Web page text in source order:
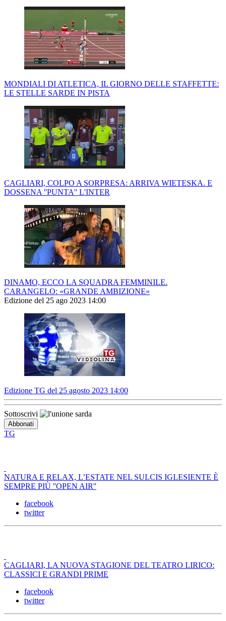
MONDIALI DI ATLETICA, IL GIORNO DELLE STAFFETTE:
LE STELLE SARDE IN PISTA
CAGLIARI, COLPO A SORPRESA: ARRIVA WIETESKA. E
DOSSENA ''PUNTA'' L'INTER
DINAMO, ECCO LA SQUADRA FEMMINILE.
CARANGELO: «GRANDE AMBIZIONE»
Edizione del 25 ago 2023 14:00
Edizione TG del 25 agosto 2023 14:00
Sottoscrivi
TG
NATURA E RELAX, L’ESTATE NEL SULCIS IGLESIENTE È
SEMPRE PIÙ ''OPEN AIR''
facebook
twitter
CAGLIARI, LA NUOVA STAGIONE DEL TEATRO LIRICO:
CLASSICI E GRANDI PRIME
facebook
twitter